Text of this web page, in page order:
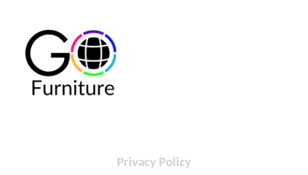
Privacy Policy